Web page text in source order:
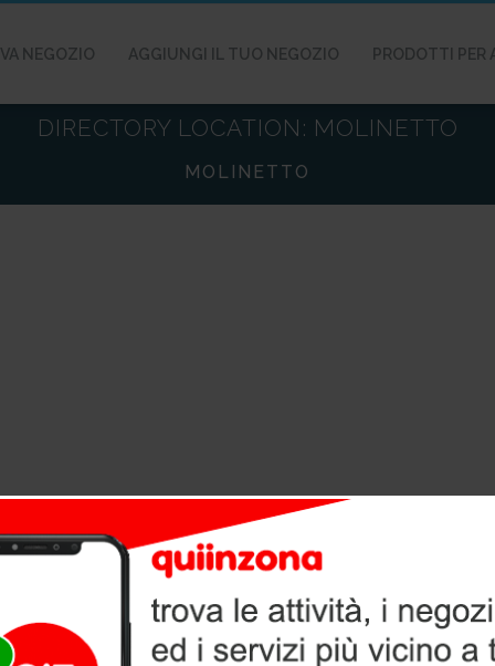
NEGOZIO AGGIUNGI IL TUO NEGOZIO PRODOTTI PER
DIRECTORY LOCATION: MOLINETTO
MOLINETTO